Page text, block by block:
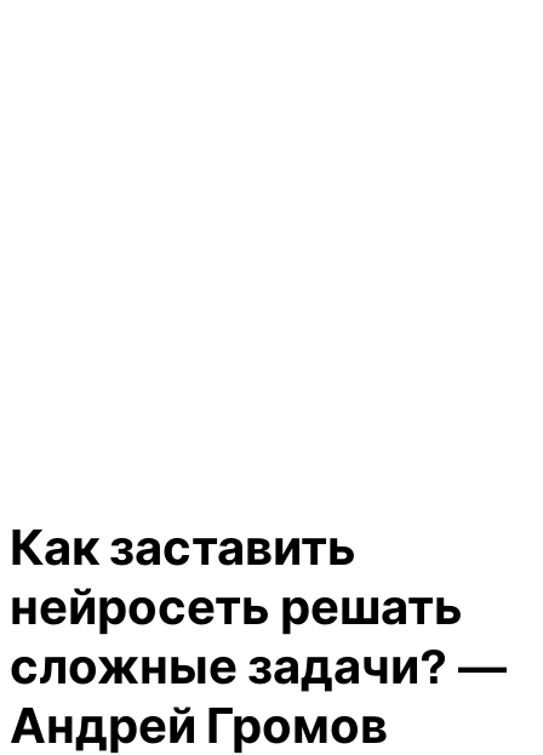
Как заставить
нейросеть решать
сложные задачи? —
Андрей Громов